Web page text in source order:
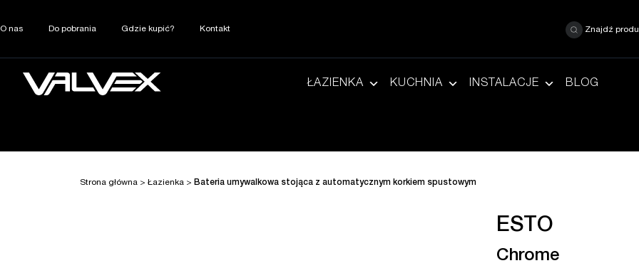
O nas Do pobrania Gdzie kupić? Kontakt Znajdź
ŁAZIENKA KUCHNIA INSTALACJE BLOG
Strona główna > Łazienka > Bateria umywalkowa stojąca z automatycznym korkiem spustowym
ESTO
Chrome